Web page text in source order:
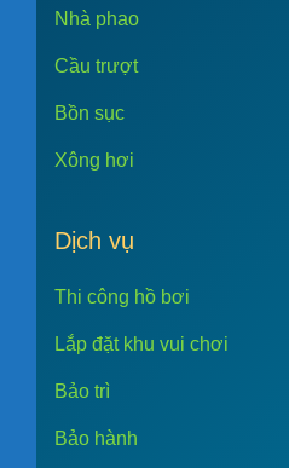
Nhà phao
Cầu trượt
Bồn sục
Xông hơi
Dịch vụ
Thi công hồ bơi
Lắp đặt khu vui chơi
Bảo trì
Bảo hành